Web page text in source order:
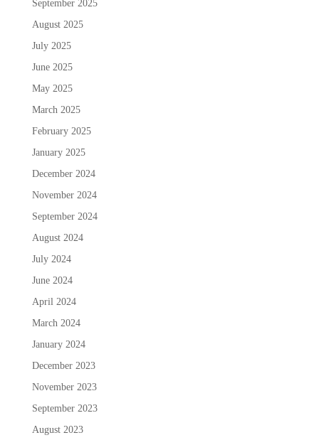
September 2025
August 2025
July 2025
June 2025
May 2025
March 2025
February 2025
January 2025
December 2024
November 2024
September 2024
August 2024
July 2024
June 2024
April 2024
March 2024
January 2024
December 2023
November 2023
September 2023
August 2023